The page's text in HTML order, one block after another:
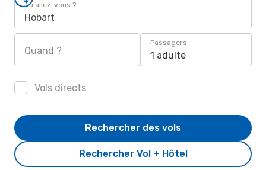
Où allez-vous ?
Hobart
Quand ?
Passagers
1 adulte
Vols directs
Rechercher Vol + Hôtel
Rechercher des vols